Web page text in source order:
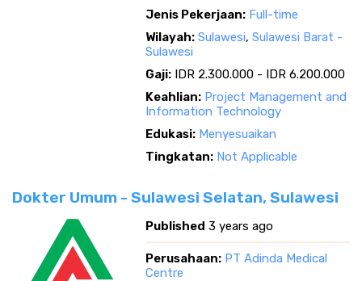
Jenis Pekerjaan: Full-time
Wilayah: Sulawesi, Sulawesi Barat -
Sulawesi
Gaji: IDR 2.300.000 - IDR 6.200.000
Keahlian: Project Management and
Information Technology
Edukasi: Menyesuaikan
Tingkatan: Not Applicable
Dokter Umum - Sulawesi Selatan, Sulawesi
Published 3 years ago
Perusahaan: PT Adinda Medical
Centre